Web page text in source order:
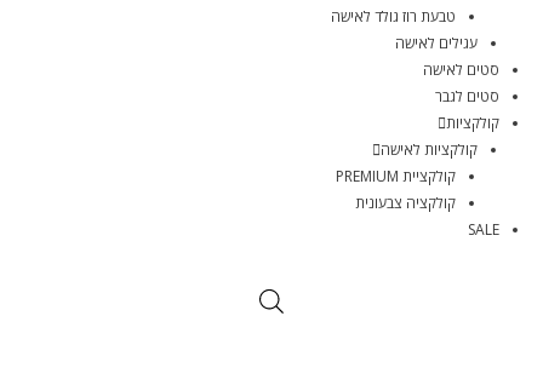
טבעת רוז גולד לאישה
עגילים לאישה
סטים לאישה
סטים לגבר
קולקציות
קולקציות לאישה
קולקציית PREMIUM
קולקציה צבעונית
SALE